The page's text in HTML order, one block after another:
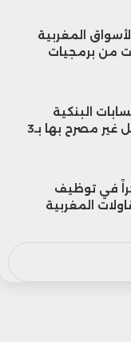
المغربية
من برمجيات
البنكية
والنفقات لرصد مداخيل غير مصرح بها بـ3
في توظيف
المغربية